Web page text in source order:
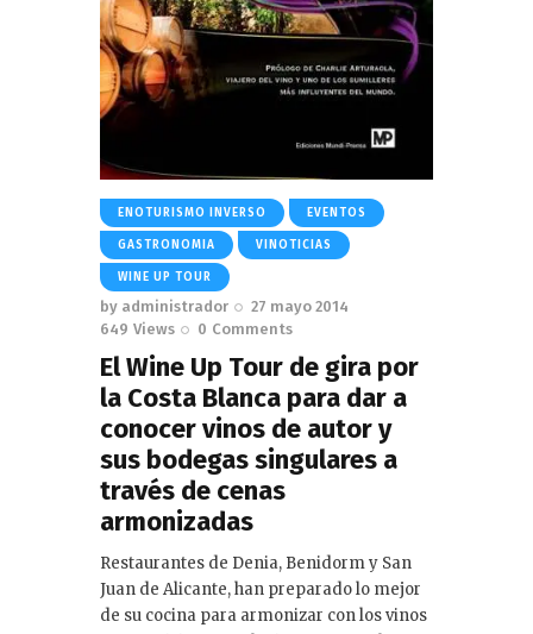
ENOTURISMO INVERSO EVENTOS
GASTRONOMIA VINOTICIAS
WINE UP TOUR
by administrador
27 mayo 2014
649 Views 0 Comments
El Wine Up Tour de gira por
la Costa Blanca para dar a
conocer vinos de autor y
sus bodegas singulares a
través de cenas
armonizadas
Restaurantes de Denia, Benidorm y San
Juan de Alicante, han preparado lo mejor
de su cocina para armonizar con los vinos